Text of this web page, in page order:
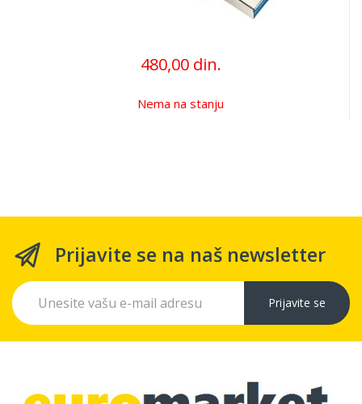
480,00 din.
Nema na stanju
Prijavite se na naš newsletter
Prijavite se